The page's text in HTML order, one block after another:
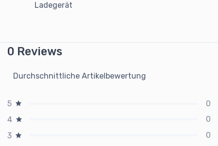
Ladegerät
0 Reviews
Durchschnittliche Artikelbewertung
5
0
4
0
3
0